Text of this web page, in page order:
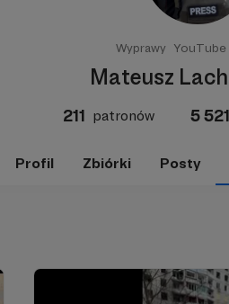
Wyprawy YouTube
Mateusz
211 patronów 5 521
Profil Zbiórki Posty